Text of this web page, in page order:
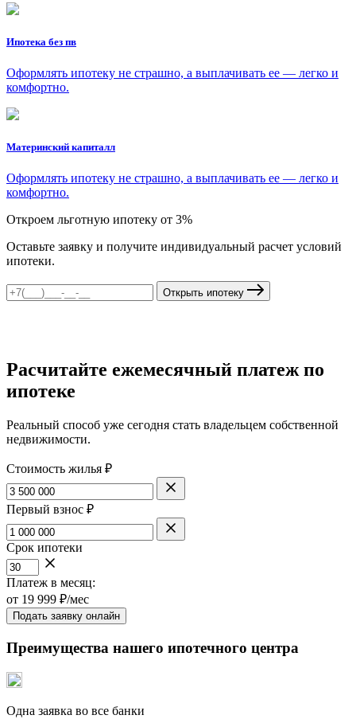
Ипотека без пв
Оформлять ипотеку не страшно, а выплачивать ее — легко и
комфортно.
Материнский капиталл
Оформлять ипотеку не страшно, а выплачивать ее — легко и
комфортно.
Откроем льготную ипотеку от 3%
Оставьте заявку и получите индивидуальный расчет условий
ипотеки.
Открыть ипотеку
Расчитайте ежемесячный платеж по
ипотеке
Реальный способ уже сегодня стать владельцем собственной
недвижимости.
Стоимость жилья ₽
Первый взнос ₽
Срок ипотеки
Платеж в месяц:
от 19 999 ₽/мес
Подать заявку онлайн
Преимущества нашего ипотечного центра
Одна заявка во все банки